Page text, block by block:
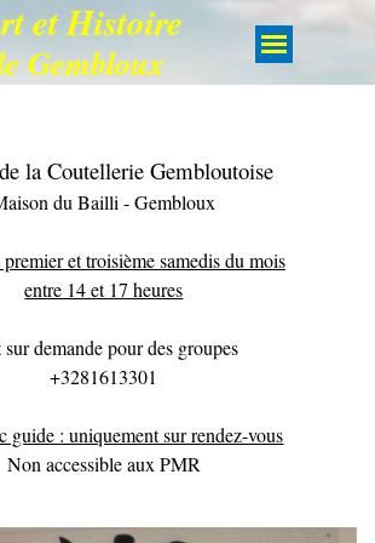
et Histoire
Gembloux
la Coutellerie Gembloutoise
du Bailli - Gembloux
et troisième samedis du mois
entre 14 et 17 heures
sur demande pour des groupes
+3281613301
guide : uniquement sur rendez-vous
Non accessible aux PMR